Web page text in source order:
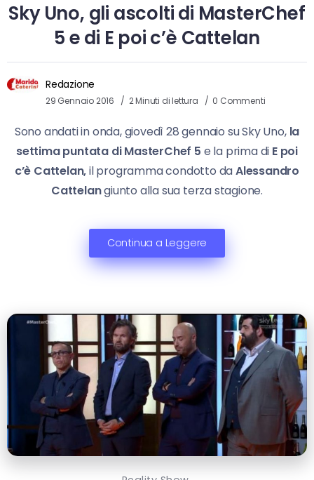
Sky Uno, gli ascolti di MasterChef
5 e di E poi c’è Cattelan
Redazione
29 Gennaio 2016 2 Minuti di lettura 0 Commenti
Sono andati in onda, giovedì 28 gennaio su Sky Uno, la
settima puntata di MasterChef 5 e la prima di E poi
c’è Cattelan,il programma condotto daAlessandro
Cattelangiunto alla sua terza stagione.
Continua a Leggere